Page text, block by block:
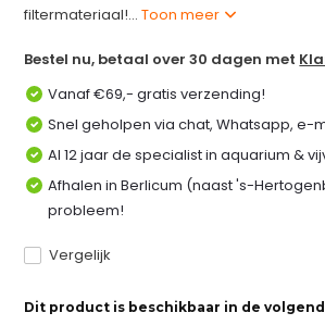
filtermateriaal!...Toon meer
Bestel nu, betaal over 30 dagen met
Vanaf €69,- gratis verzending!
Snel geholpen via chat, Whatsapp, e-
Al 12 jaar de specialist in aquarium &
Afhalen in Berlicum (naast 's-
probleem!
Vergelijk
Dit product is beschikbaar in de